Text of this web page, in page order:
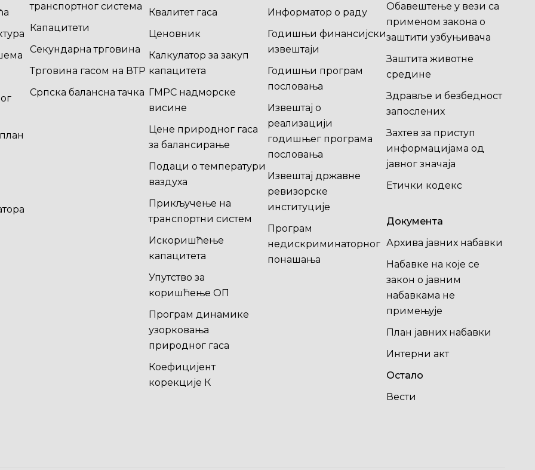
транспортног система
Капацитети
Секундарна трговина
Трговина гасом на ВТР
Српска балансна тачка
Квалитет гаса
Ценовник
Калкулатор за закуп
капацитета
ГМРС надморске
висине
Цене природног гаса
за балансирање
Подаци о температури
ваздуха
Прикључење на
транспортни систем
Искоришћење
капацитета
Упутство за
коришћење ОП
Програм динамике
узорковања
природног гаса
Коефицијент
корекције К
Информатор о раду
Годишњи финансијски
извештаји
Годишњи програм
пословања
Извештај о
реализацији
годишњег програма
пословања
Извештај државне
ревизорске
институције
Програм
недискриминаторног
понашања
Обавештење у вези са
применом закона о
заштити узбуњивача
Заштита животне
средине
Здравље и безбедност
запослених
Захтев за приступ
информацијама од
јавног значаја
Етички кодекс
Документа
Архива јавних набавки
Набавке на које се
закон о јавним
набавкама не
примењује
План јавних набавки
Интерни акт
Остало
Вести